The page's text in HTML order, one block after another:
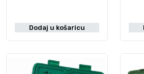
r
n
i
u
t
c
Dodaj u košaricu